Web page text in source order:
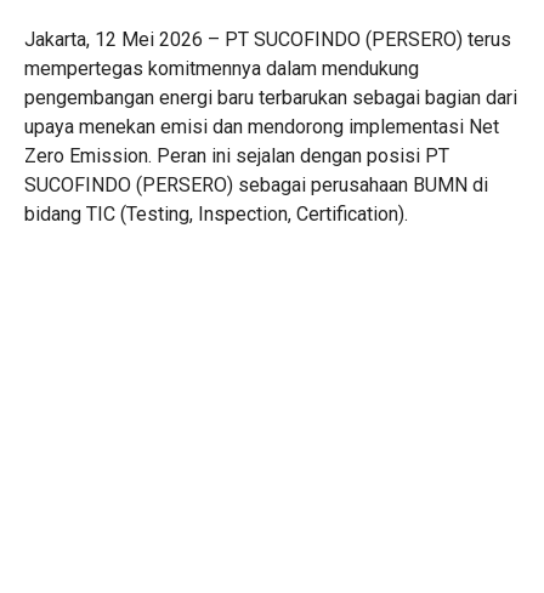
Jakarta, 12 Mei 2026 – PT SUCOFINDO (PERSERO) terus
mempertegas komitmennya dalam mendukung
pengembangan energi baru terbarukan sebagai bagian dari
upaya menekan emisi dan mendorong implementasi Net
Zero Emission. Peran ini sejalan dengan posisi PT
SUCOFINDO (PERSERO) sebagai perusahaan BUMN di
bidang TIC (Testing, Inspection, Certification).